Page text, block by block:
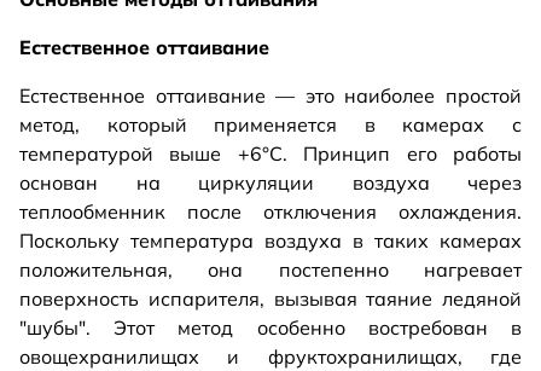
Естественное оттаивание
Естественное оттаивание — это наиболее простой
метод, который применяется в камерах с
температурой выше +6°C. Принцип его работы
основан на циркуляции воздуха через
теплообменник после отключения охлаждения.
Поскольку температура воздуха в таких камерах
положительная, она постепенно нагревает
поверхность испарителя, вызывая таяние ледяной
"шубы". Этот метод особенно востребован в
овощехранилищах и фруктохранилищах, где